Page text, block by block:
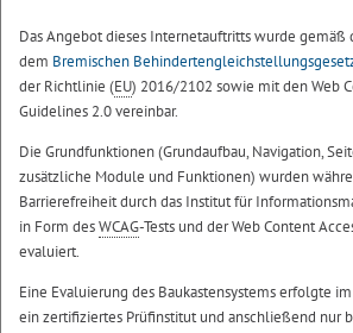
Das Angebot dieses Internetauftritts wurde gemäß
dem Bremischen
der Richtlinie (EU) 2016/2102 sowie mit den Web
Guidelines 2.0 vereinbar.
Die Grundfunktionen (Grundaufbau, Navigation,
zusätzliche Module und Funktionen) wurden
Barrierefreiheit durch das Institut für
in Form desWCAG-Tests und der Web Content
evaluiert.
Eine Evaluierung des Baukastensystems erfolgte
ein zertifiziertes Prüfinstitut und anschließend nur